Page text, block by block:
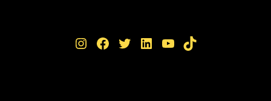
Instagram Facebook Twitter LinkedIn YouTube TikTok